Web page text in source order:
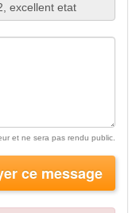
et ne sera pas rendu public.
ce message